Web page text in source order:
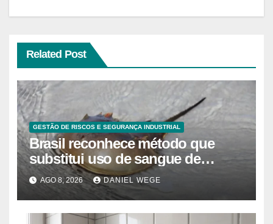
Related Post
GESTÃO DE RISCOS E SEGURANÇA INDUSTRIAL
Brasil reconhece método que
substitui uso de sangue de
caranguejo-ferradura em testes
farmacêuticos
AGO 8, 2026 DANIEL WEGE